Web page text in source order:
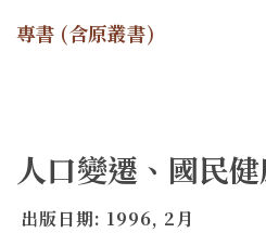
專書 (含原叢書)
人口變遷、國民
出版日期: 1996, 2月